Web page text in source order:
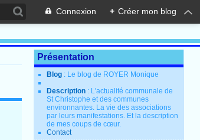
Connexion + Créer mon blog
Présentation
Blog : Le blog de ROYER Monique
Description : L'actualité communale de
St Christophe et des communes
environnantes. La vie des associations
par leurs manifestations. Et la description
de mes coups de cœur.
Contact